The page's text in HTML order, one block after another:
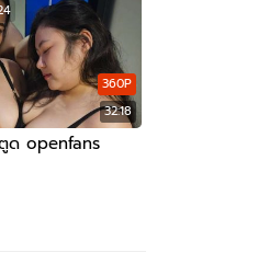
32:18
360P
ด openfans